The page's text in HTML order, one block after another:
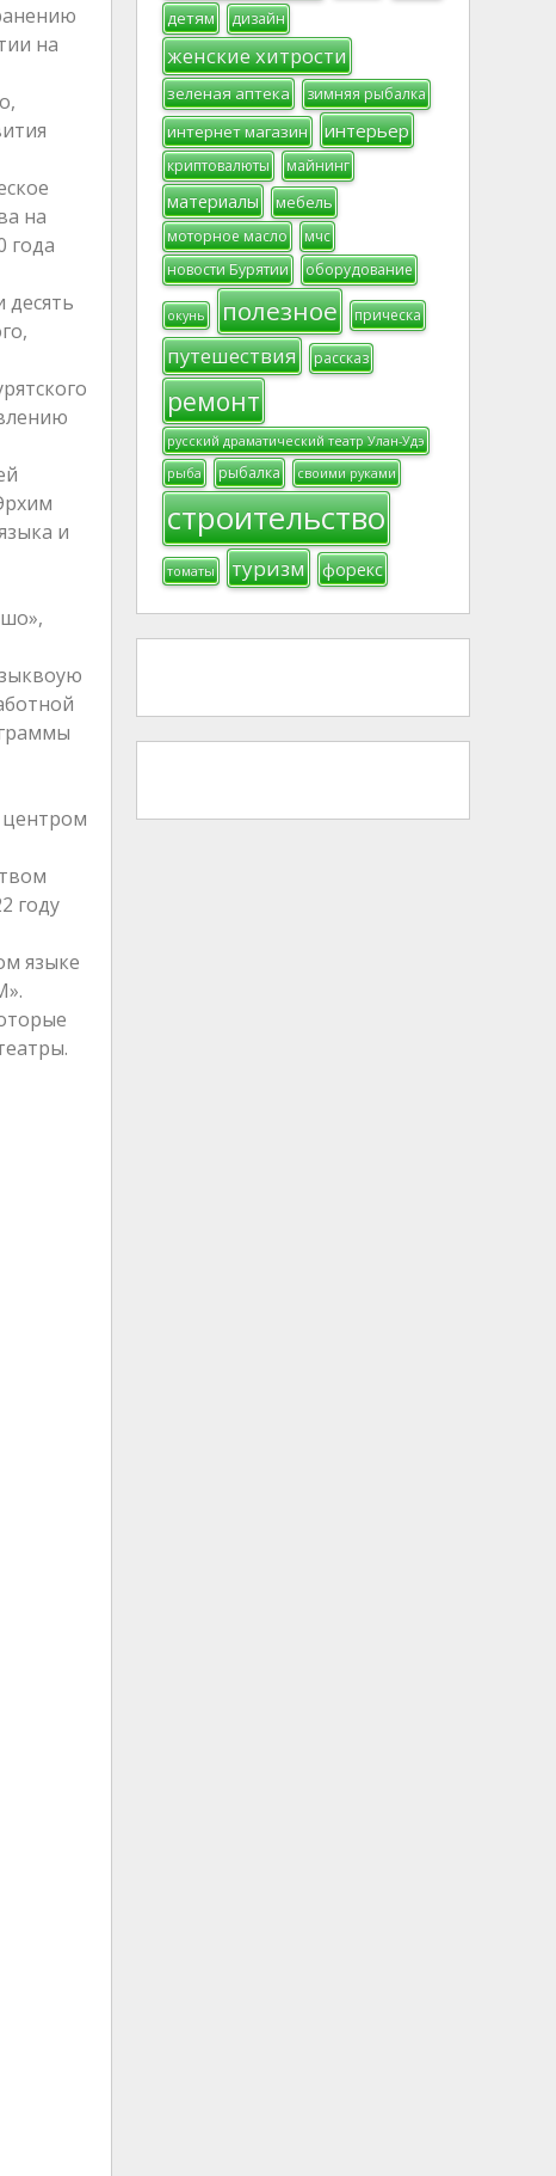
на
на
года
десять
и
центром
году
языке
детям дизайн
женские хитрости
зеленая аптека зимняя рыбалка
интернет магазин интерьер
криптовалюты майнинг
материалы мебель
моторное масло
мчс
новости Бурятии
оборудование
окунь полезное прическа
путешествия рассказ
ремонт
русский драматический театр Улан-Удэ
рыба
рыбалка своими руками
строительство
томаты туризм форекс